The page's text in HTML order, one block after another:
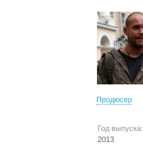
Продюсер
Год выпуска:
2013